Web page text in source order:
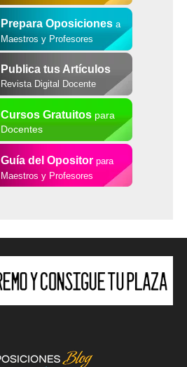
Prepara Oposiciones a
Maestros y Profesores
Publica tus Artículos
Revista Digital Docente
Cursos Gratuitospara
Docentes
Guía del Opositor para
Maestros y Profesores